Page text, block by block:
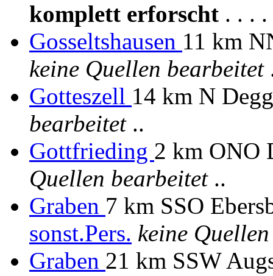
komplett erforscht . . .
Gosseltshausen 11 km
keine Quellen bearbeitet
Gotteszell 14 km N
bearbeitet..
Gottfrieding 2 km
Quellen bearbeitet..
Graben 7 km SSO
sonst.Pers. keine
Graben 21 km SSW